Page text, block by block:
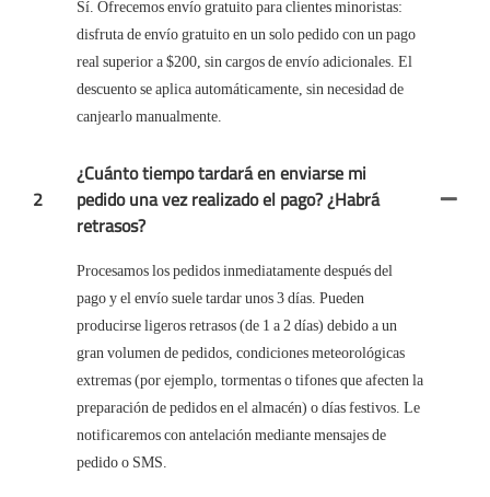
Sí. Ofrecemos envío gratuito para clientes minoristas:
disfruta de envío gratuito en un solo pedido con un pago
real superior a $200, sin cargos de envío adicionales. El
descuento se aplica automáticamente, sin necesidad de
canjearlo manualmente.
2
¿Cuánto tiempo tardará en enviarse mi
pedido una vez realizado el pago? ¿Habrá
retrasos?
Procesamos los pedidos inmediatamente después del
pago y el envío suele tardar unos 3 días. Pueden
producirse ligeros retrasos (de 1 a 2 días) debido a un
gran volumen de pedidos, condiciones meteorológicas
extremas (por ejemplo, tormentas o tifones que afecten la
preparación de pedidos en el almacén) o días festivos. Le
notificaremos con antelación mediante mensajes de
pedido o SMS.